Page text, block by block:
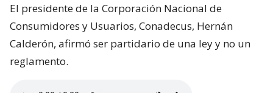
El presidente de la Corporación Nacional de
Consumidores y Usuarios, Conadecus, Hernán
Calderón, afirmó ser partidario de una ley y no un
reglamento.